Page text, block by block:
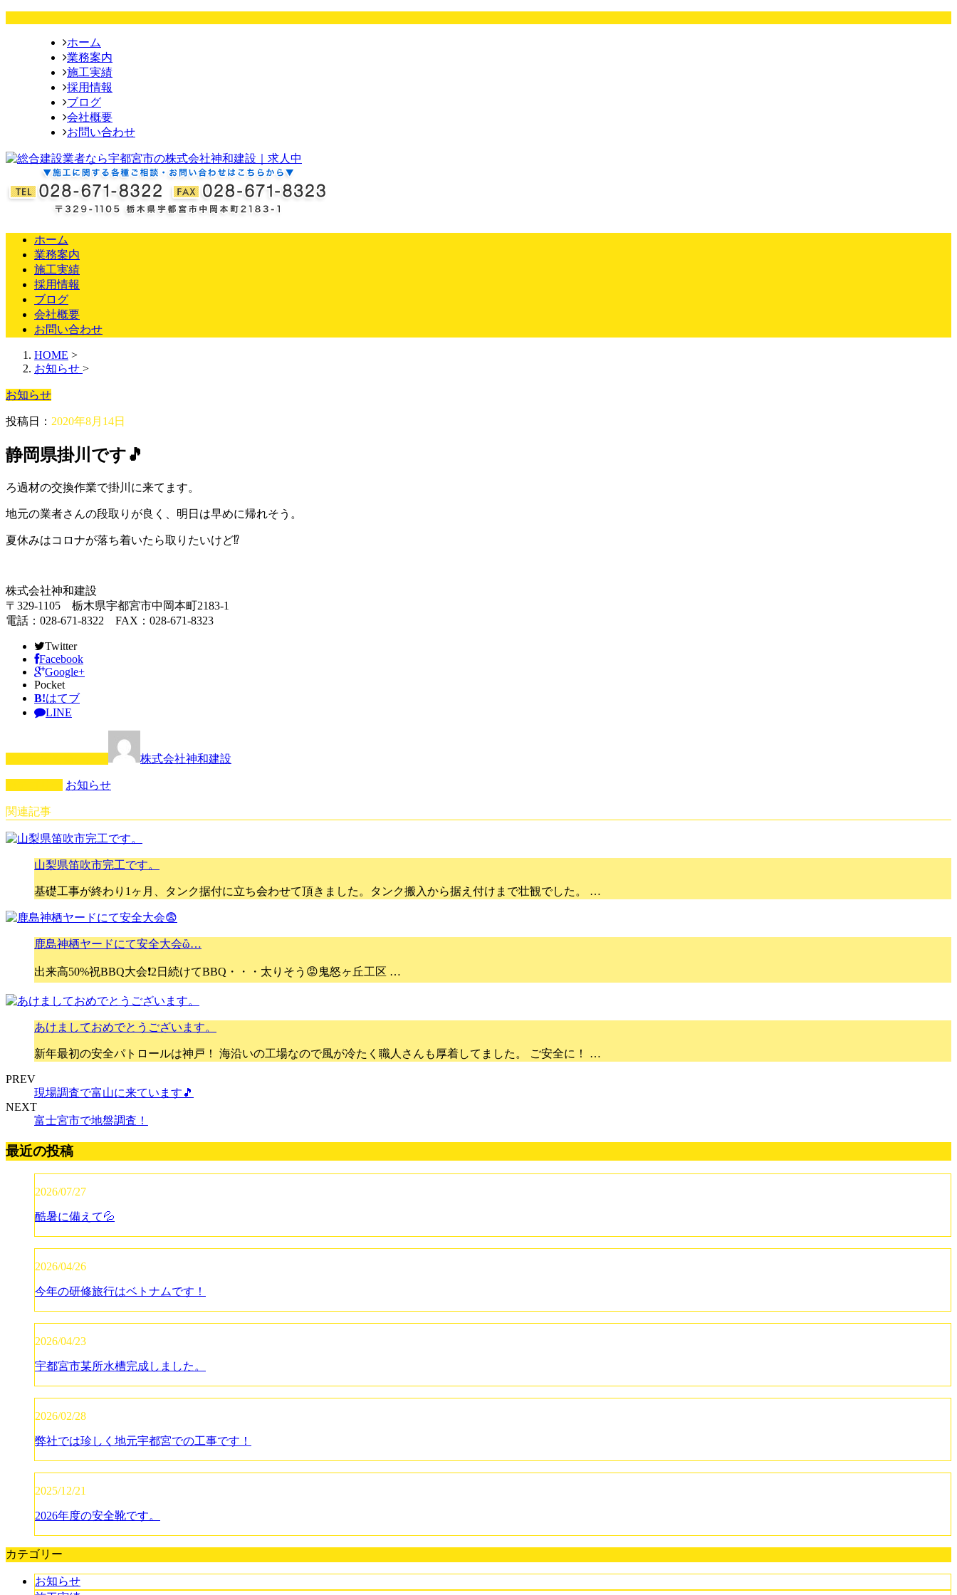
ホーム
業務案内
施工実績
採用情報
ブログ
会社概要
お問い合わせ
ホーム
業務案内
施工実績
採用情報
ブログ
会社概要
お問い合わせ
HOME >
お知らせ >
お知らせ
投稿日： 2020年8月14日
静岡県掛川です🎵
ろ過材の交換作業で掛川に来てます。
地元の業者さんの段取りが良く、明日は早めに帰れそう。
夏休みはコロナが落ち着いたら取りたいけど⁉️
株式会社神和建設
〒329-1105 栃木県宇都宮市中岡本町2183-1
電話：028-671-8322 FAX：028-671-8323
Twitter
Facebook
Google+
Pocket
B!はてブ
LINE
株式会社神和建設
お知らせ
関連記事
山梨県笛吹市完工です。
基礎工事が終わり1ヶ月、タンク据付に立ち会わせて頂きました。タンク搬入から据え付けまで壮観でした。 …
鹿島神栖ヤードにて安全大会ὢ…
出来高50%祝BBQ大会❗2日続けてBBQ・・・太りそう😡鬼怒ヶ丘工区 …
あけましておめでとうございます。
新年最初の安全パトロールは神戸！ 海沿いの工場なので風が冷たく職人さんも厚着してました。 ご安全に！ …
PREV
現場調査で富山に来ています🎵
NEXT
富士宮市で地盤調査！
最近の投稿
2026/07/27
酷暑に備えて💦
2026/04/26
今年の研修旅行はベトナムです！
2026/04/23
宇都宮市某所水槽完成しました。
2026/02/28
弊社では珍しく地元宇都宮での工事です！
2025/12/21
2026年度の安全靴です。
カテゴリー
お知らせ